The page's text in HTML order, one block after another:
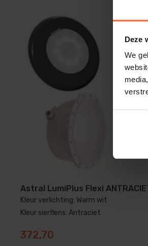
Deze
We
Astral LumiPlus Flexi
Kleur verlichting: Warm wit
Kleur sierflens: Antraciet
372,70